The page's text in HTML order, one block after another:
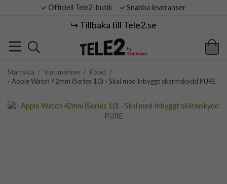
Officiell Tele2-butik Snabba leveranser
↪️ Tillbaka till Tele2.se
Startsida / Varumärken / Fixed /
- Apple Watch 42mm (Series 10) - Skal med Inbyggt skärmskydd PURE